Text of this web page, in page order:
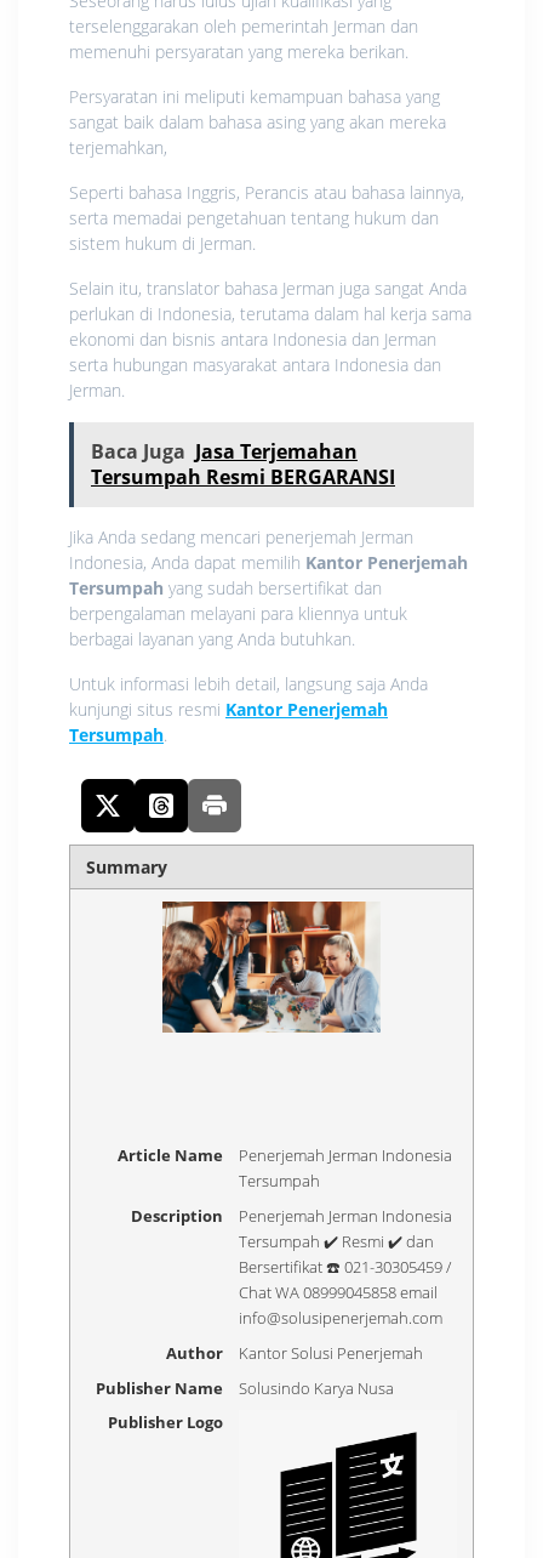
terselenggarakan oleh pemerintah Jerman dan
memenuhi persyaratan yang mereka berikan.
Persyaratan ini meliputi kemampuan bahasa yang
sangat baik dalam bahasa asing yang akan mereka
terjemahkan,
Seperti bahasa Inggris, Perancis atau bahasa lainnya,
serta memadai pengetahuan tentang hukum dan
sistem hukum di Jerman.
Selain itu, translator bahasa Jerman juga sangat Anda
perlukan di Indonesia, terutama dalam hal kerja sama
ekonomi dan bisnis antara Indonesia dan Jerman
serta hubungan masyarakat antara Indonesia dan
Jerman.
Baca Juga Jasa Terjemahan
Tersumpah Resmi BERGARANSI
Jika Anda sedang mencari penerjemah Jerman
Indonesia, Anda dapat memilih Kantor Penerjemah
Tersumpah yang sudah bersertifikat dan
berpengalaman melayani para kliennya untuk
berbagai layanan yang Anda butuhkan.
Untuk informasi lebih detail, langsung saja Anda
kunjungi situs resmi Kantor Penerjemah
Tersumpah.
Summary
Article Name
Penerjemah Jerman Indonesia
Tersumpah
Description
Penerjemah Jerman Indonesia
Tersumpah ✔️ Resmi ✔️ dan
Bersertifikat ☎️ 021-30305459 /
Chat WA 08999045858 email
info@solusipenerjemah.com
Author
Kantor Solusi Penerjemah
Publisher Name
Solusindo Karya Nusa
Publisher Logo